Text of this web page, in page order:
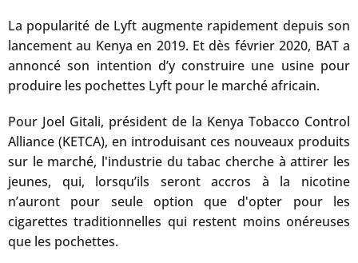
La popularité de Lyft augmente rapidement depuis son
lancement au Kenya en 2019. Et dès février 2020, BAT a
annoncé son intention d’y construire une usine pour
produire les pochettes Lyft pour le marché africain.
Pour Joel Gitali, président de la Kenya Tobacco Control
Alliance (KETCA), en introduisant ces nouveaux produits
sur le marché, l'industrie du tabac cherche à attirer les
jeunes, qui, lorsqu’ils seront accros à la nicotine
n’auront pour seule option que d'opter pour les
cigarettes traditionnelles qui restent moins onéreuses
que les pochettes.